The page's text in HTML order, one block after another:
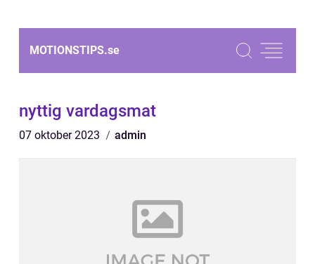
MOTIONSTIPS.se
nyttig vardagsmat
07 oktober 2023 admin